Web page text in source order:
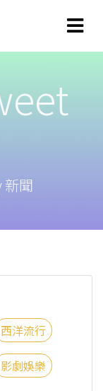
新聞
西洋流行
影劇娛樂